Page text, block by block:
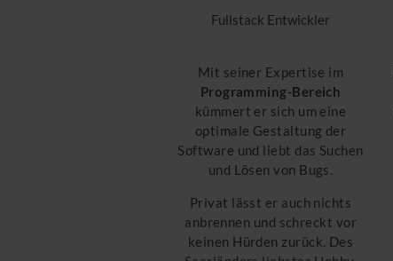
Fullstack Entwickler
Mit seiner Expertise im
Programming-Bereich
kümmert er sich um eine
optimale Gestaltung der
Software und liebt das Suchen
und Lösen von Bugs.
Privat lässt er auch nichts
anbrennen und schreckt vor
keinen Hürden zurück. Des